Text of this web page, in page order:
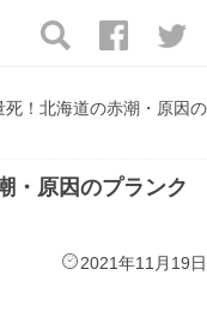
死！北海道の赤潮・原因の
・原因のプランク
2021年11月19日